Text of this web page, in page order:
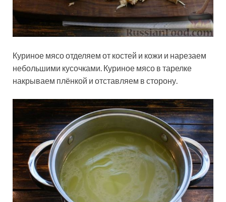
Куриное мясо отделяем от костей и кожи и нарезаем
небольшими кусочками. Куриное мясо в тарелке
накрываем плёнкой и отставляем в сторону.